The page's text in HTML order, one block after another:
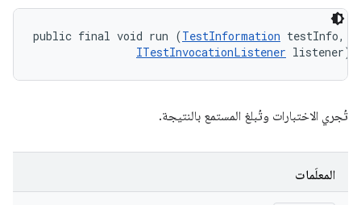
public final void run (TestInformation testInfo,
ITestInvocationListener listener)
تُجري الاختبارات وتُبلغ المستمع بالنتيجة.
المعلَمات